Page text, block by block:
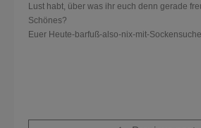
Lust habt, über was ihr euch denn gerade
Schönes?
Euer Heute-barfuß-also-nix-mit-